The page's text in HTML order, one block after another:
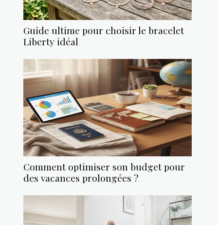
Guide ultime pour choisir le bracelet
Liberty idéal
Comment optimiser son budget pour
des vacances prolongées ?